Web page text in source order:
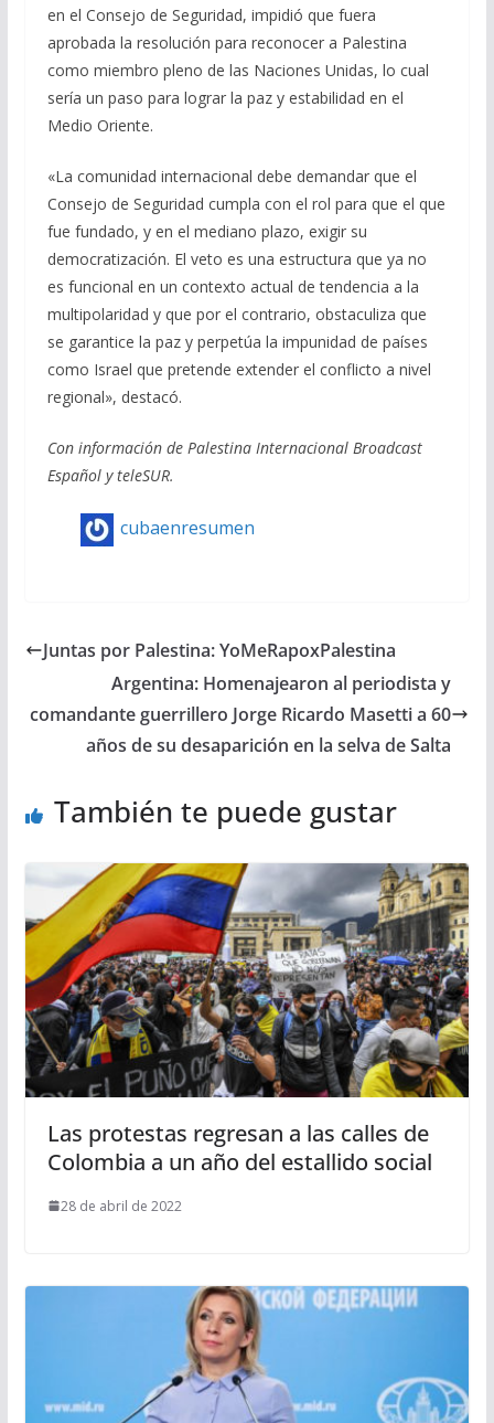
en el Consejo de Seguridad, impidió que fuera
aprobada la resolución para reconocer a Palestina
como miembro pleno de las Naciones Unidas, lo cual
sería un paso para lograr la paz y estabilidad en el
Medio Oriente.
«La comunidad internacional debe demandar que el
Consejo de Seguridad cumpla con el rol para que el que
fue fundado, y en el mediano plazo, exigir su
democratización. El veto es una estructura que ya no
es funcional en un contexto actual de tendencia a la
multipolaridad y que por el contrario, obstaculiza que
se garantice la paz y perpetúa la impunidad de países
como Israel que pretende extender el conflicto a nivel
regional», destacó.
Con información de Palestina Internacional Broadcast
Español y teleSUR.
cubaenresumen
Juntas por Palestina: YoMeRapoxPalestina
Argentina: Homenajearon al periodista y
comandante guerrillero Jorge Ricardo Masetti a 60
años de su desaparición en la selva de Salta
También te puede gustar
Las protestas regresan a las calles de
Colombia a un año del estallido social
28 de abril de 2022